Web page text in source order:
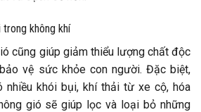
không khí
cũng giúp giảm thiểu lượng chất độc
vệ sức khỏe con người. Đặc biệt,
nhiều khói bụi, khí thải từ xe cộ, hóa
gió sẽ giúp lọc và loại bỏ những